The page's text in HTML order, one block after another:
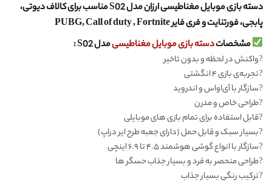
دسته بازی موبایل مغناطیسی ارزان مدل S02 مناسب برای کالاف دیوتی،
پابجی، فورتنایت و فری فایر PUBG, Call of duty , Fortnite
مشخصاتدسته بازی موبایل مغناطیسیمدل S02 :
?واکنش در لحظه و بدون تاخیر
?تجربه‌ی بازی ۴ انگشتی
?سازگار با آی‌او‌اس و اندروید
?طراحی خاص و مدرن
?قابل استفاده برای تمام بازی های موبایلی
?بسیار سبک و قابل حمل (دارای جعبه طرح ایر دراپ)
?سازگار با انواع گوشی هوشمند ۴.۵ تا ۶.۹ اینچی
?طراحی منحصر به فرد و بسیار جذاب حسگر ها
?ترکیب رنگی بسیار جذاب